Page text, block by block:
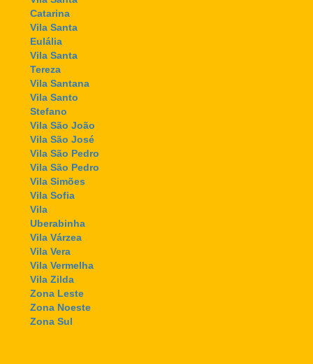
Catarina
Vila Santa
Eulália
Vila Santa
Tereza
Vila Santana
Vila Santo
Stefano
Vila São João
Vila São José
Vila São Pedro
Vila São Pedro
Vila Simões
Vila Sofia
Vila
Uberabinha
Vila Várzea
Vila Vera
Vila Vermelha
Vila Zilda
Zona Leste
Zona Noeste
Zona Sul